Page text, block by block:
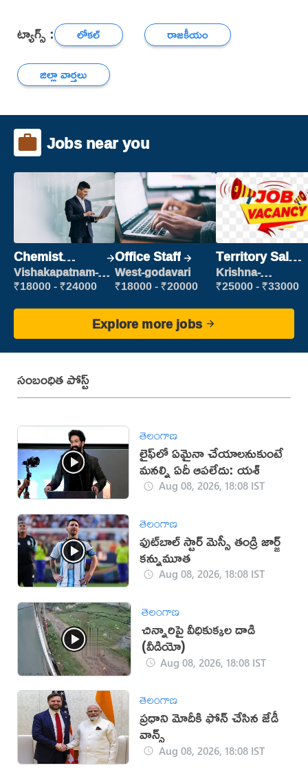
ట్యాగ్స్ : లోకల్
రాజకీయం
జిల్లా వార్తలు
Jobs near you
Chemist
Production
Executive
Vishakapatnam-
new
₹18000 - ₹24000
Office Staff
West-godavari
₹18000 - ₹20000
Territory Sales
Manager
Krishna-
vijayawada
₹25000 - ₹33000
Explore more jobs
సంబంధిత పోస్ట్
తెలంగాణ
లైఫ్‌లో ఏమైనా చేయాలనుకుంటే
మనల్ని ఏదీ ఆపలేదు: యశ్
Aug 08, 2026, 18:08 IST
తెలంగాణ
ఫుట్‌బాల్ స్టార్ మెస్సీ తండ్రి జార్జ్
కన్నుమూత
Aug 08, 2026, 18:08 IST
తెలంగాణ
చిన్నారిపై వీధికుక్కల దాడి
(వీడియో)
Aug 08, 2026, 18:08 IST
తెలంగాణ
ప్రధాని మోదీకి ఫోన్ చేసిన జేడీ
వాన్స్
Aug 08, 2026, 18:08 IST